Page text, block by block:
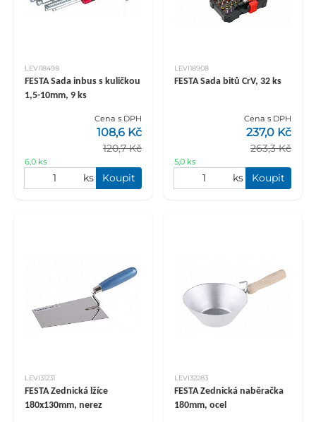
LEVI18498
FESTA Sada inbus s kuličkou
1,5-10mm, 9 ks
Cena s DPH
120,7 Kč
108,6 Kč
6,0 ks
ks Koupit
LEVI18908
FESTA Sada bitů CrV, 32 ks
Cena s DPH
263,3 Kč
237,0 Kč
5,0 ks
ks Koupit
LEVI31231
FESTA Zednická lžíce
180x130mm, nerez
LEVI32283
FESTA Zednická naběračka
180mm, ocel